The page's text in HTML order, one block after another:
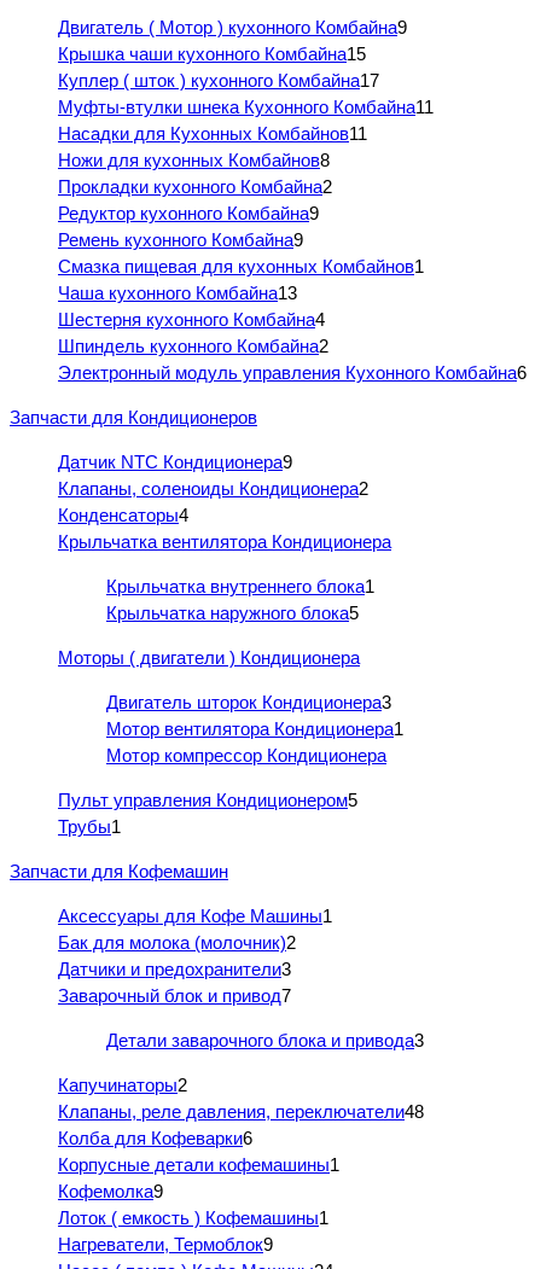
Двигатель ( Мотор ) кухонного Комбайна9
Крышка чаши кухонного Комбайна15
Куплер ( шток ) кухонного Комбайна17
Муфты-втулки шнека Кухонного Комбайна11
Насадки для Кухонных Комбайнов11
Ножи для кухонных Комбайнов8
Прокладки кухонного Комбайна2
Редуктор кухонного Комбайна9
Ремень кухонного Комбайна9
Смазка пищевая для кухонных Комбайнов1
Чаша кухонного Комбайна13
Шестерня кухонного Комбайна4
Шпиндель кухонного Комбайна2
Электронный модуль управления Кухонного Комбайна6
Запчасти для Кондиционеров
Датчик NTC Кондиционера9
Клапаны, соленоиды Кондиционера2
Конденсаторы4
Крыльчатка вентилятора Кондиционера
Крыльчатка внутреннего блока1
Крыльчатка наружного блока5
Моторы ( двигатели ) Кондиционера
Двигатель шторок Кондиционера3
Мотор вентилятора Кондиционера1
Мотор компрессор Кондиционера
Пульт управления Кондиционером5
Трубы1
Запчасти для Кофемашин
Аксессуары для Кофе Машины1
Бак для молока (молочник)2
Датчики и предохранители3
Заварочный блок и привод7
Детали заварочного блока и привода3
Капучинаторы2
Клапаны, реле давления, переключатели48
Колба для Кофеварки6
Корпусные детали кофемашины1
Кофемолка9
Лоток ( емкость ) Кофемашины1
Нагреватели, Термоблок9